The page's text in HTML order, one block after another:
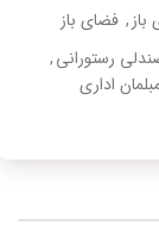
, فضای باز
رستورانی,
اداری